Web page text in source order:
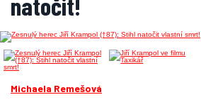
Michaela Remešová